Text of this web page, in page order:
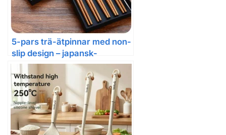
5-pars trä-ätpinnar med non-
slip design – japansk-
inspirerad stil